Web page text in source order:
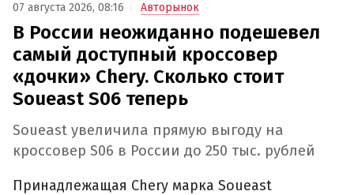
07 августа 2026, 08:16 Авторынок
В России неожиданно подешевел
самый доступный кроссовер
«дочки» Chery. Сколько стоит
Soueast S06 теперь
Soueast увеличила прямую выгоду на
кроссовер S06 в России до 250 тыс. рублей
Принадлежащая Chery марка Soueast